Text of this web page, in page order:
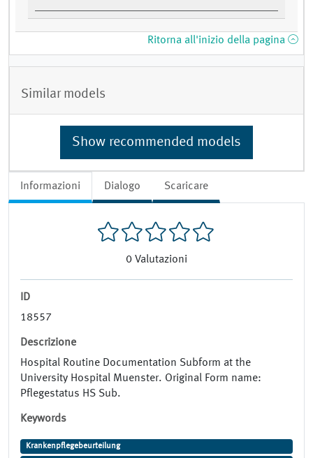
Informazioni Dialogo Scaricare
0 Valutazioni
ID
18557
Descrizione
Hospital Routine Documentation Subform at the
University Hospital Muenster. Original Form name:
Pflegestatus HS Sub.
Keywords
Krankenpflegebeurteilung
Ritorna all'inizio della pagina
Similar models
Show recommended models